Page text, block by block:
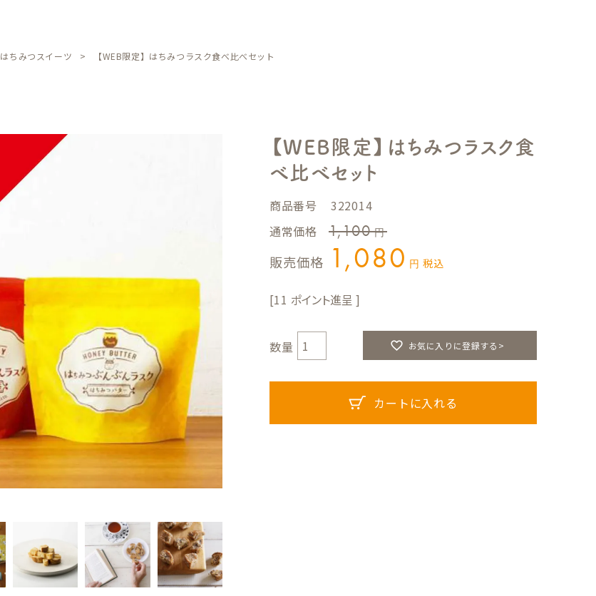
はちみつスイーツ 【WEB限定】はちみつラスク食べ比べセット
【WEB限定】はちみつラスク食
べ比べセット
商品番号
322014
通常価格
1,100
販売価格 1,080 税込
11
お気に入りに登録する>
カートに入れる